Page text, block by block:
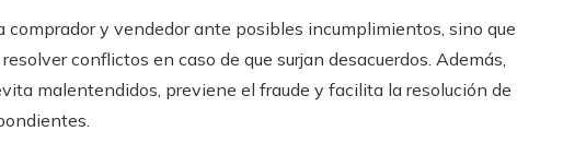
y vendedor ante posibles incumplimientos, sino que
conflictos en caso de que surjan desacuerdos. Además,
malentendidos, previene el fraude y facilita la resolución de